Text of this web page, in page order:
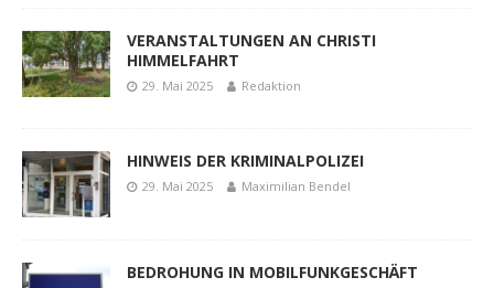
VERANSTALTUNGEN AN CHRISTI
HIMMELFAHRT
29. Mai 2025 Redaktion
HINWEIS DER KRIMINALPOLIZEI
29. Mai 2025 Maximilian Bendel
BEDROHUNG IN MOBILFUNKGESCHÄFT